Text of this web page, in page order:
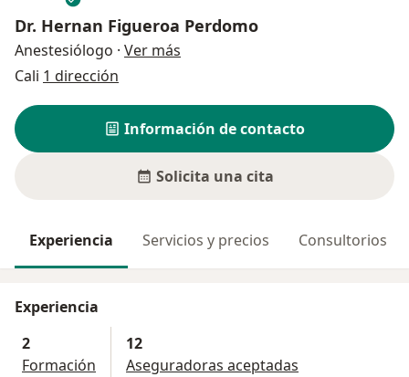
Dr. Hernan Figueroa Perdomo
Anestesiólogo · Ver más
Cali 1 dirección
Información de contacto
Solicita una cita
Experiencia Servicios y precios Consultorios
Experiencia
2
Formación
12
Aseguradoras aceptadas